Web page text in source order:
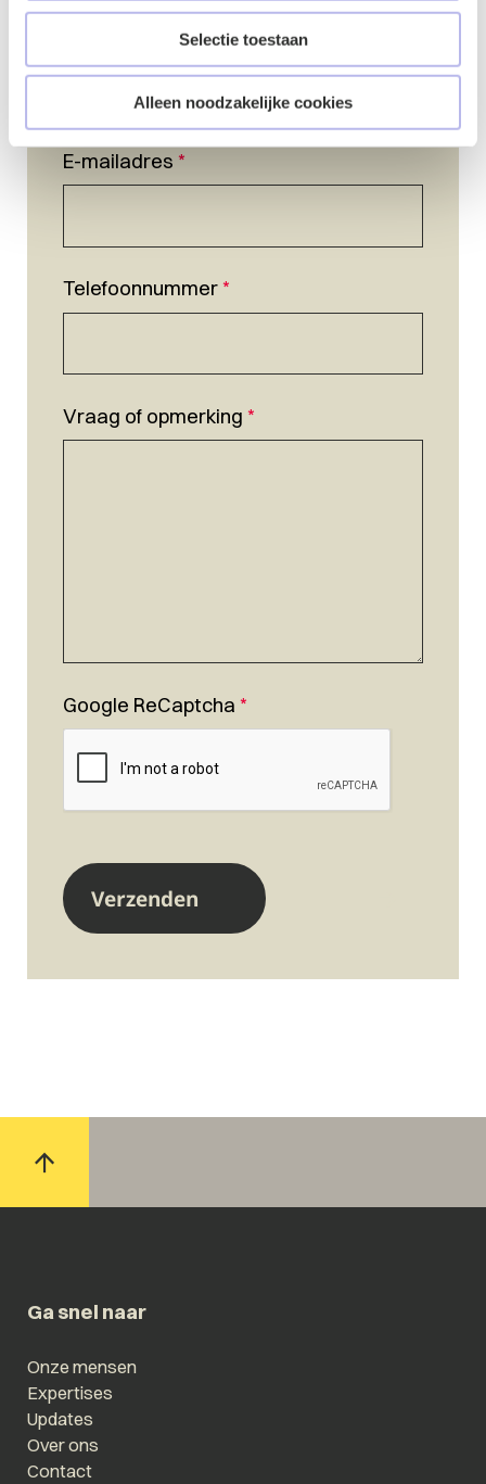
Selectie toestaan
Alleen noodzakelijke cookies
E-mailadres *
Telefoonnummer*
Vraag of opmerking *
Google ReCaptcha *
Ga snel naar
Onze mensen
Expertises
Updates
Over ons
Contact